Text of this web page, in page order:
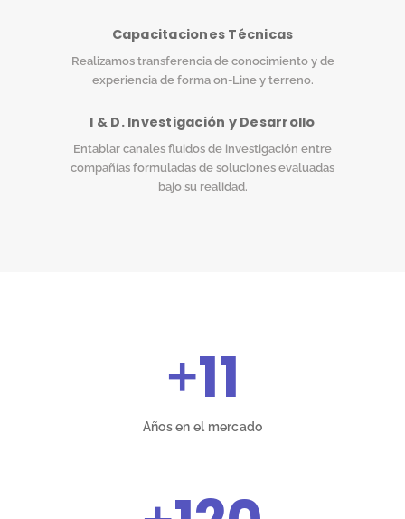
Capacitaciones Técnicas
Realizamos transferencia de conocimiento y de
experiencia de forma on-Line y terreno.
I & D. Investigación y Desarrollo
Entablar canales fluidos de investigación entre
compañías formuladas de soluciones evaluadas
bajo su realidad.
+11
Años en el mercado